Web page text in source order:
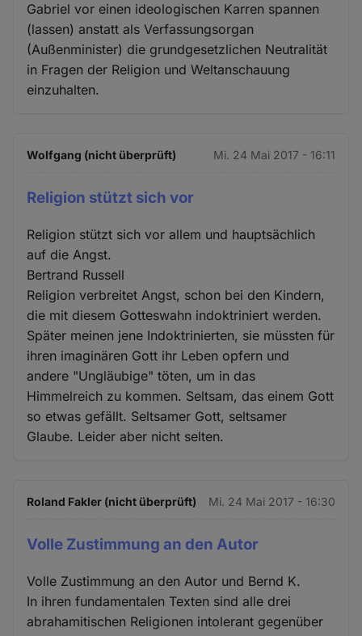
Gabriel vor einen ideologischen Karren spannen
(lassen) anstatt als Verfassungsorgan
(Außenminister) die grundgesetzlichen Neutralität
in Fragen der Religion und Weltanschauung
einzuhalten.
Wolfgang (nicht überprüft) Mi. 24 Mai 2017 - 16:11
Religion stützt sich vor
Religion stützt sich vor allem und hauptsächlich
auf die Angst.
Bertrand Russell
Religion verbreitet Angst, schon bei den Kindern,
die mit diesem Gotteswahn indoktriniert werden.
Später meinen jene Indoktrinierten, sie müssten für
ihren imaginären Gott ihr Leben opfern und
andere "Ungläubige" töten, um in das
Himmelreich zu kommen. Seltsam, das einem Gott
so etwas gefällt. Seltsamer Gott, seltsamer
Glaube. Leider aber nicht selten.
Roland Fakler (nicht überprüft) Mi. 24 Mai 2017 - 16:30
Volle Zustimmung an den Autor
Volle Zustimmung an den Autor und Bernd K.
In ihren fundamentalen Texten sind alle drei
abrahamitischen Religionen intolerant gegenüber